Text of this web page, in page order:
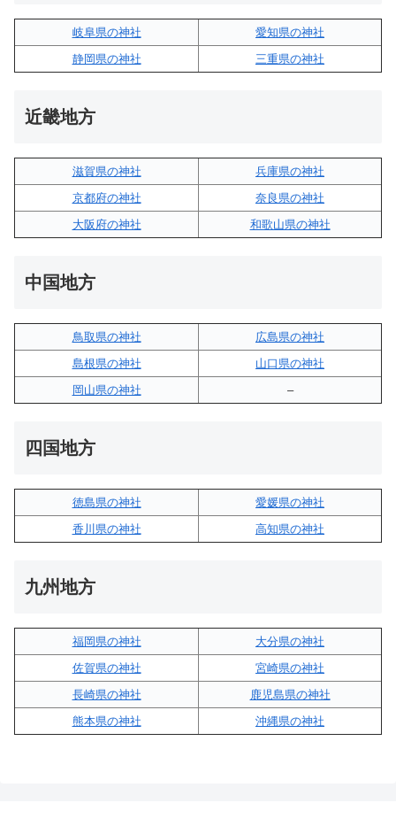
岐阜県の神社
愛知県の神社
静岡県の神社
三重県の神社
近畿地方
滋賀県の神社
兵庫県の神社
京都府の神社
奈良県の神社
大阪府の神社
和歌山県の神社
中国地方
鳥取県の神社
広島県の神社
島根県の神社
山口県の神社
岡山県の神社
–
四国地方
徳島県の神社
愛媛県の神社
香川県の神社
高知県の神社
九州地方
福岡県の神社
大分県の神社
佐賀県の神社
宮崎県の神社
長崎県の神社
鹿児島県の神社
熊本県の神社
沖縄県の神社